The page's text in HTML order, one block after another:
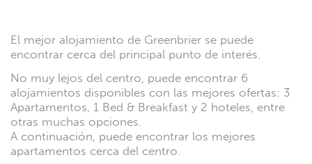
El mejor alojamiento de Greenbrier se puede
encontrar cerca del principal punto de interés.
No muy lejos del centro, puede encontrar 6
alojamientos disponibles con las mejores ofertas: 3
Apartamentos, 1 Bed & Breakfast y 2 hoteles, entre
otras muchas opciones.
A continuación, puede encontrar los mejores
apartamentos cerca del centro.